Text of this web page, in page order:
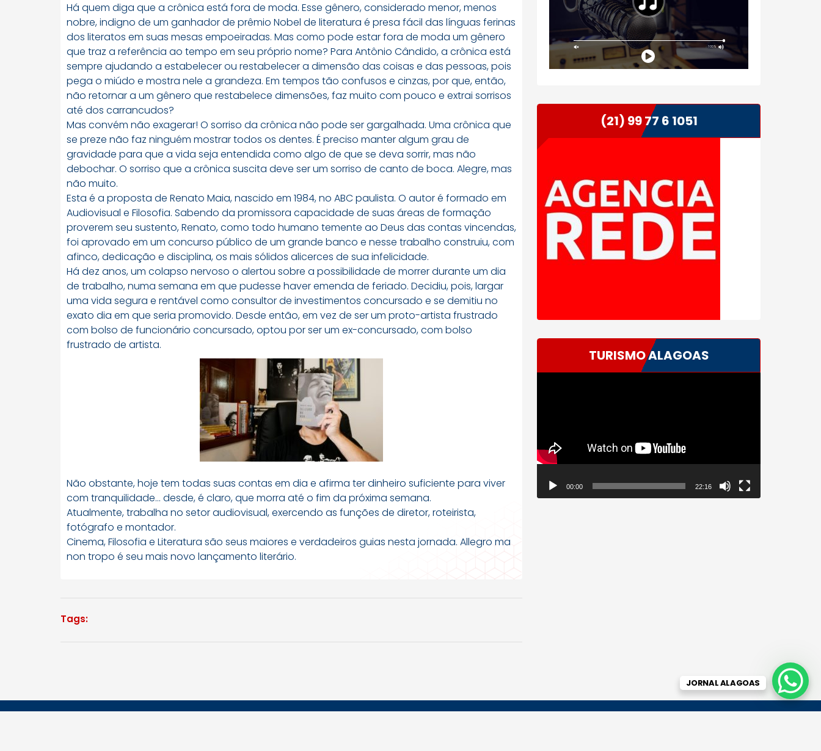
Há quem diga que a crônica está fora de moda. Esse gênero, considerado menor, menos
nobre, indigno de um ganhador de prêmio Nobel de literatura é presa fácil das línguas ferinas
dos literatos em suas mesas empoeiradas. Mas como pode estar fora de moda um gênero
que traz a referência ao tempo em seu próprio nome? Para Antônio Cândido, a crônica está
sempre ajudando a estabelecer ou restabelecer a dimensão das coisas e das pessoas, pois
pega o miúdo e mostra nele a grandeza. Em tempos tão confusos e cinzas, por que, então,
não retornar a um gênero que restabelece dimensões, faz muito com pouco e extrai sorrisos
até dos carrancudos?
Mas convém não exagerar! O sorriso da crônica não pode ser gargalhada. Uma crônica que
se preze não faz ninguém mostrar todos os dentes. É preciso manter algum grau de
gravidade para que a vida seja entendida como algo de que se deva sorrir, mas não
debochar. O sorriso que a crônica suscita deve ser um sorriso de canto de boca. Alegre, mas
não muito.
Esta é a proposta de Renato Maia, nascido em 1984, no ABC paulista. O autor é formado em
Audiovisual e Filosofia. Sabendo da promissora capacidade de suas áreas de formação
proverem seu sustento, Renato, como todo humano temente ao Deus das contas vincendas,
foi aprovado em um concurso público de um grande banco e nesse trabalho construiu, com
afinco, dedicação e disciplina, os mais sólidos alicerces de sua infelicidade.
Há dez anos, um colapso nervoso o alertou sobre a possibilidade de morrer durante um dia
de trabalho, numa semana em que pudesse haver emenda de feriado. Decidiu, pois, largar
uma vida segura e rentável como consultor de investimentos concursado e se demitiu no
exato dia em que seria promovido. Desde então, em vez de ser um proto-artista frustrado
com bolso de funcionário concursado, optou por ser um ex-concursado, com bolso
frustrado de artista.
Não obstante, hoje tem todas suas contas em dia e afirma ter dinheiro suficiente para viver
com tranquilidade… desde, é claro, que morra até o fim da próxima semana.
Atualmente, trabalha no setor audiovisual, exercendo as funções de diretor, roteirista,
fotógrafo e montador.
Cinema, Filosofia e Literatura são seus maiores e verdadeiros guias nesta jornada. Allegro ma
non tropo é seu mais novo lançamento literário.
Tags:
(21) 99 77 6 1051
TURISMO ALAGOAS
00:00 22:16
JORNAL ALAGOAS